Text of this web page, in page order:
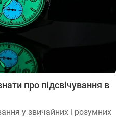
про підсвічування в
у звичайних і розумних